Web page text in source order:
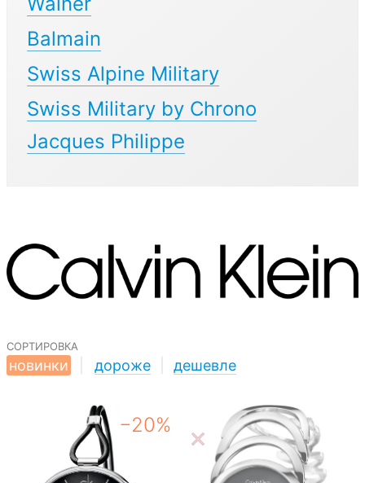
Balmain
Swiss Alpine Military
Swiss Military by Chrono
Jacques Philippe
сортировка
новинки
дороже дешевле
−20%